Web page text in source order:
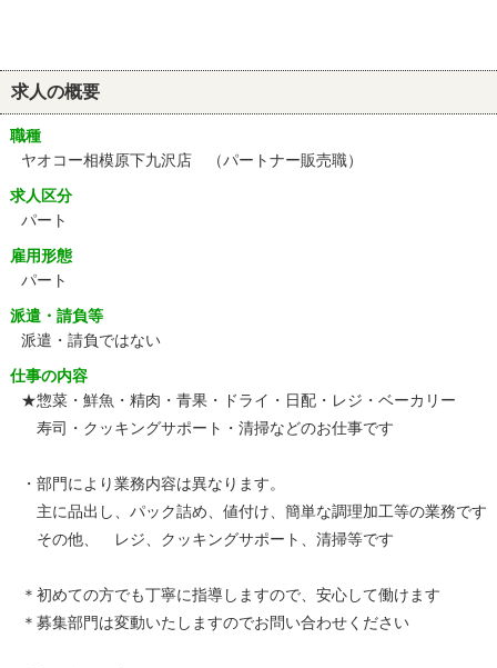
求人の概要
職種
ヤオコー相模原下九沢店 （パートナー販売職）
求人区分
パート
雇用形態
パート
派遣・請負等
派遣・請負ではない
仕事の内容
★惣菜・鮮魚・精肉・青果・ドライ・日配・レジ・ベーカリー
寿司・クッキングサポート・清掃などのお仕事です
・部門により業務内容は異なります。
主に品出し、パック詰め、値付け、簡単な調理加工等の業務です
その他、 レジ、クッキングサポート、清掃等です
＊初めての方でも丁寧に指導しますので、安心して働けます
＊募集部門は変動いたしますのでお問い合わせください